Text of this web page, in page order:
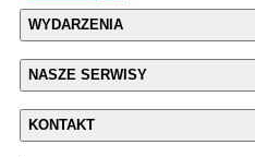
WYDARZENIA
NASZE SERWISY
KONTAKT